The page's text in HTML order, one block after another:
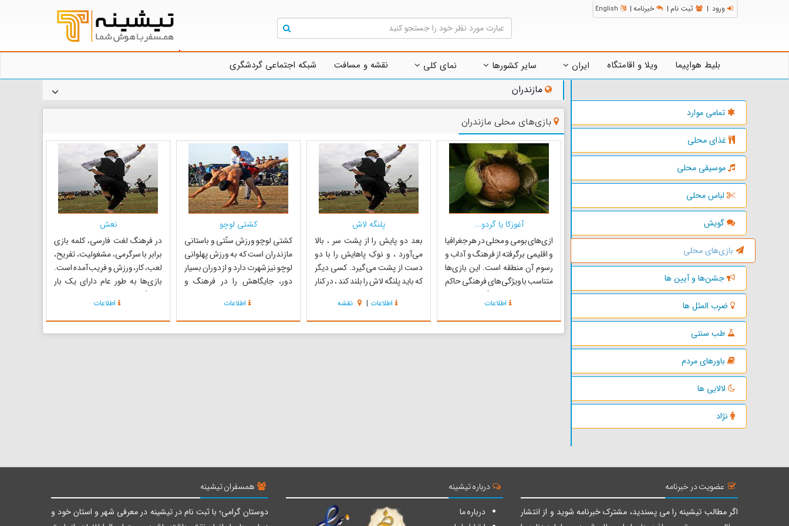
ورود | ثبت نام | خبرنامه |
English
بلیط هواپیما ویلا و اقامتگاه ایران سایر کشورها نمای کلی نقشه و مسافت شبکه اجتماعی گردشگری
تمامی موارد
غذای محلی
موسیقی محلی
لباس محلی
گویش
بازی‌های محلی
جشن‌ها و آیین ها
ضرب المثل ها
طب سنتی
باورهای مردم
لالایی ها
نژاد
مازندران
بازی‌های محلی مازندران
آغوزکا یا گردو...
ازی‌های بومی و محلی در هر جغرافیا
و اقلیمی برگرفته از فرهنگ و آداب و
رسوم آن منطقه است. این بازی‌ها
متناسب با ویژگی‌های فرهنگی حاکم
بر هر منطقه شکل می‌گیرند. بسیاری
از ورزش‌های بومی و محلی در
روستاها و حتی شهرهای استان
مازندران در حال فراموشی است، اما
اطلاعات
پلنگه لاش
بعد دو پایش را از پشت سر ، بالا
می‌آورد ، و نوکِ پاهایش را با دو
دست از پشت می‌گیرد. کسی دیگر
که باید پلنگه لاش را بلند کند ، در کنار
صلیب قرار می‌گیرد ؛ به طوری که دو
دستش را از لای دو دستِ او که از
پشت پاها گرفته شده است ، به دور
اطلاعات | نقشه
کشتی لوچو
کشتی لوچو ورزش سنّتی و باستانی
مازندران است که به ورزش پهلوانی
لوچو نیز شهرت دارد و از دوران بسیار
دور، جایگاهش را در فرهنگ و
تثبیت کرده است لوچو از دو کلمه هم
وزن لوLo وچوcho ترکیب شده است
که هر یک دارای معنی جداگانه است
اطلاعات
نعش
در فرهنگ لغت فارسی، کلمه بازی
برابر با سرگرمی، مشغولیت، تفریح،
لعب، کار، ورزش و فریب آمده است.
بازی‌ها به طور عام دارای یک بار
فرهنگی هستند. بازی‌های بومی،
قبیله‌ای، محلی و سنتی ایرانی علاوه
بر بار فرهنگی، از جذابیت و تنوع
بالایی نیز برخوردار هستند. یکی از
اطلاعات
عضویت در خبرنامه
اگر مطالب تیشینه را می پسندید، مشترک خبرنامه شوید و از انتشار
درباره تیشینه
درباره ما
همسفران تیشینه
دوستان گرامی؛ با ثبت نام در تیشینه در معرفی شهر و استان خود و